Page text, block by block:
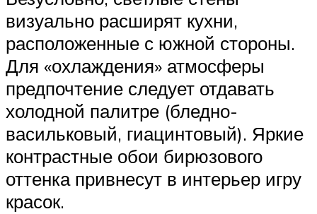
визуально расширят кухни,
расположенные с южной стороны.
Для «охлаждения» атмосферы
предпочтение следует отдавать
холодной палитре (бледно-
васильковый, гиацинтовый). Яркие
контрастные обои бирюзового
оттенка привнесут в интерьер игру
красок.